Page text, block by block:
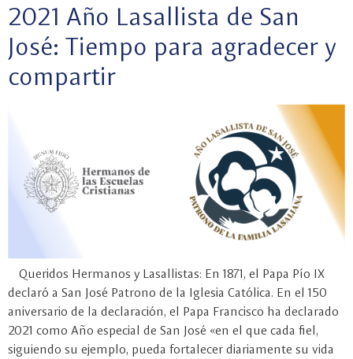
2021 Año Lasallista de San
José: Tiempo para agradecer y
compartir
Queridos Hermanos y Lasallistas: En 1871, el Papa Pío IX
declaró a San José Patrono de la Iglesia Católica. En el 150
aniversario de la declaración, el Papa Francisco ha declarado
2021 como Año especial de San José «en el que cada fiel,
siguiendo su ejemplo, pueda fortalecer diariamente su vida